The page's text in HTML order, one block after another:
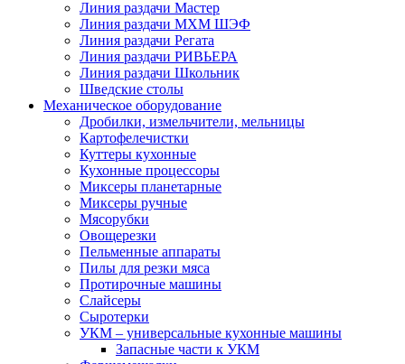
Линия раздачи Мастер
Линия раздачи МХМ ШЭФ
Линия раздачи Регата
Линия раздачи РИВЬЕРА
Линия раздачи Школьник
Шведские столы
Механическое оборудование
Дробилки, измельчители, мельницы
Картофелечистки
Куттеры кухонные
Кухонные процессоры
Миксеры планетарные
Миксеры ручные
Мясорубки
Овощерезки
Пельменные аппараты
Пилы для резки мяса
Протирочные машины
Слайсеры
Сыротерки
УКМ – универсальные кухонные машины
Запасные части к УКМ